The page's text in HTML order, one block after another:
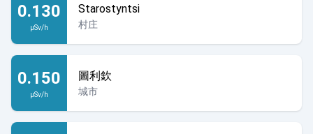
0.130
µSv/h
Starostyntsi
村庄
0.150
µSv/h
圖利欽
城市